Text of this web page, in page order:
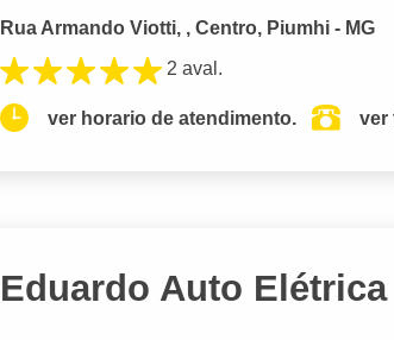
Rua Armando Viotti, , Centro, Piumhi - MG
2 aval.
ver horario de atendimento. ver
Eduardo Auto